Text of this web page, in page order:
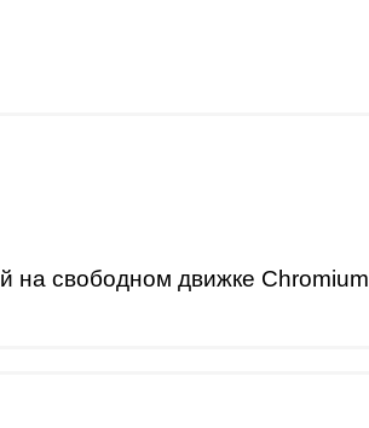
на свободном движке Chromium